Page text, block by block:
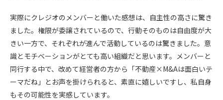
実際にクレジオのメンバーと働いた感想は、自主性の高さに驚き
ました。権限が委譲されているので、行動そのものは自由度が大
きい一方で、それぞれが進んで活動しているのは驚きました。意
識とモチベーションがとても高い組織だと思います。メンバーと
同行する中で、改めて経営者の方から「不動産×M&Aは面白いテ
ーマだね」とお声を掛けられると、素直に嬉しいですし、私自身
もその可能性を実感しています。